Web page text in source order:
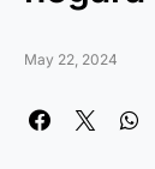
May 22, 2024